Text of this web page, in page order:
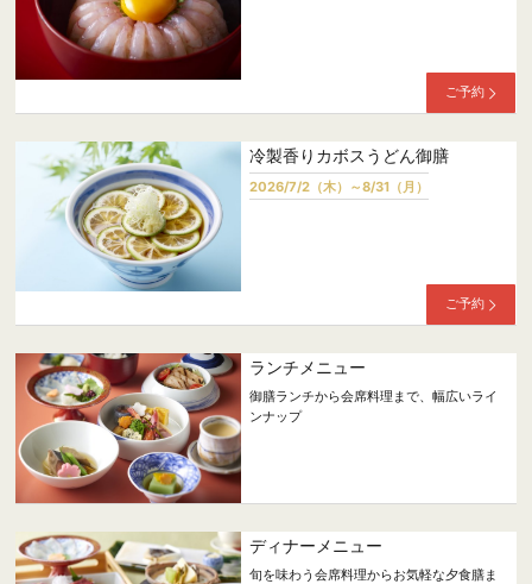
ご予約
冷製香りカボスうどん御膳
2026/7/2（木）～8/31（月）
ご予約
ランチメニュー
御膳ランチから会席料理まで、幅広いライ
ンナップ
ディナーメニュー
旬を味わう会席料理からお気軽な夕食膳ま